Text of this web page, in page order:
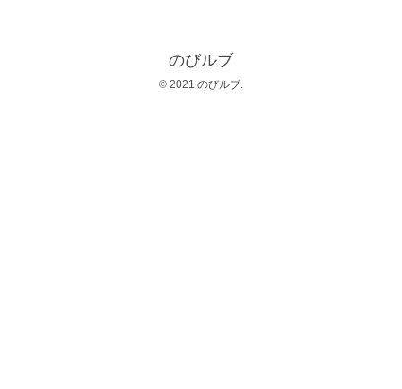
のびルブ
© 2021 のびルブ.